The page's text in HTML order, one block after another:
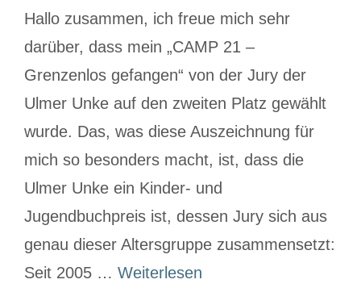
Hallo zusammen, ich freue mich sehr
darüber, dass mein „CAMP 21 –
Grenzenlos gefangen“ von der Jury der
Ulmer Unke auf den zweiten Platz gewählt
wurde. Das, was diese Auszeichnung für
mich so besonders macht, ist, dass die
Ulmer Unke ein Kinder- und
Jugendbuchpreis ist, dessen Jury sich aus
genau dieser Altersgruppe zusammensetzt:
Seit 2005 … Weiterlesen